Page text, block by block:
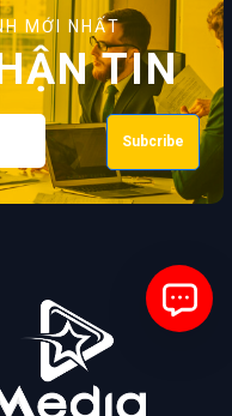
MỚI NHẤT
TIN
Subcribe